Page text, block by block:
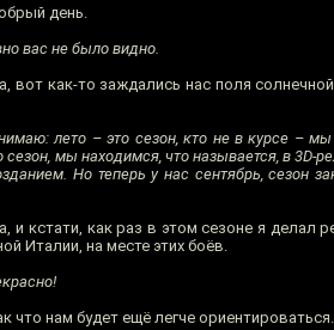
день.
вас не было видно.
вот как-то заждались нас поля
лето – это сезон, кто не в курсе –
сезон, мы находимся, что называется, в 3D-
Но теперь у нас сентябрь, сезон
и кстати, как раз в этом сезоне я делал
Италии, на месте этих боёв.
что нам будет ещё легче